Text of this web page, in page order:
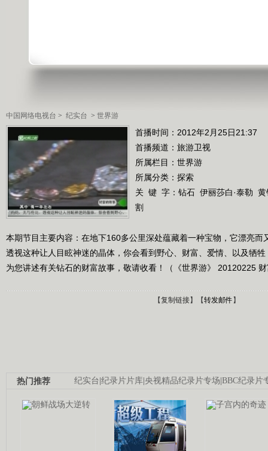
中国网络电视台 > 纪实台 > 世界游
首播时间：2012年2月25日21:37
首播频道： 旅游卫视
所属栏目： 世界游
所属分类：探索
关 键 字： 钻石 伊丽莎白·泰勒 黄
割
本期节目主要内容：在地下160多公里深处蕴藏着一种宝物，它漂亮而
透视这种让人目眩神迷的晶体，你会看到野心、财富、爱情、以及牺
为您讲述有关钻石的财富故事，敬请收看！（《世界游》 20120225
【复制链接】【转发邮件 】
纪实台 纪录片片库 央视精品纪录片专场 BBC纪录片
热门推荐